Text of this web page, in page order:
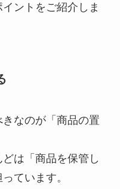
ントをご紹介しま
なのが「商品の置
は「商品を保管し
ています。